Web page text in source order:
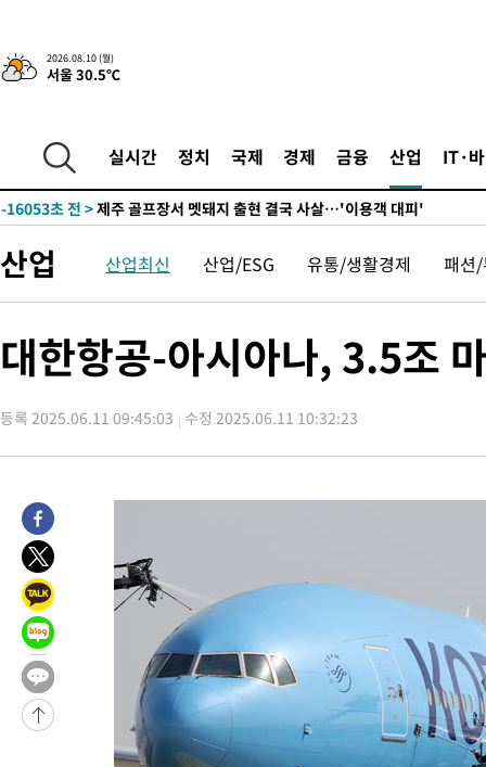
2026.08.10 (월)
서울 30.5℃
실시간 정치 국제 경제 금융 산업 IT·
수"
-22298초 전 >[속보]강훈식 "반도체 함께 성장 프로젝트 10년간 1조원 규모
진…상생무역금융 5조 공급"
-21850초 전 >[속보]강훈식 "연내 메가특구특별법 제정 추진…인허가·환경
-19462초 전 >
누그러진 극한 폭염…'낮 최고 34도' 무더위는 이어져[내일날
-16053초 전 >
-13871초 전 >[속보]원·달러 환율, 2.3원 오른 1418.4원 마감
-13701초 전 >
[속보]코스닥, 55.66포인트(6.97%) 오른 854.47 마감
-10408초 전 >대포통장 107개로 불법도박 수익 5062억 세탁…19명 검거
로 임시 배치해 산단 조기 착공"
-6035초 전 >포항스틸야드 관중석 천장 석재 낙하…K리그 전구장 긴급 점검
1시간 전 >[속보]코스닥 지수 5%대 급등에 '매수 사이드카' 발동
2시간 전 >[속보]원·달러 환율, 오전 9시 1410.3원
2시간 전 >
-30945초 전 >
-30342초 전 >
구윤철 "ISA 제도 개편안 관련 '與 제안'에 공감…제도 보완
검토"
-23663초 전 >
[단독]체온 40.6도 쓰러진 해명…"엄살"이라며 훈련강요
-22671초 전 >
[속보]강훈식 "충청권 246조·영남권 107조 투자 프로젝트 올
-22318초 전 >
[속보]강훈식 "반도체 함께 성장 프로젝트 10년간 1조원 규모
진…상생무역금융 5조 공급"
-21870초 전 >
[속보]강훈식 "연내 메가특구특별법 제정 추진…인허가·환경
평가 단축"
-20238초 전 >
[속보]경찰, '내부 비리' 자진신고자 징계 감면…포상금 1억으
누그러진 극한 폭염…'낮 최고 34도' 무더위는 이어져[내일날
산업 산업최신 산업/ESG 유통/생활경제 패션
대한항공-아시아나, 3.5조
등록 2025.06.11 09:45:03 수정 2025.06.11 10:32:23